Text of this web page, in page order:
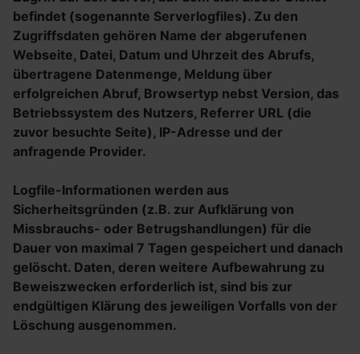
befindet (sogenannte Serverlogfiles). Zu den
Zugriffsdaten gehören Name der abgerufenen
Webseite, Datei, Datum und Uhrzeit des Abrufs,
übertragene Datenmenge, Meldung über
erfolgreichen Abruf, Browsertyp nebst Version, das
Betriebssystem des Nutzers, Referrer URL (die
zuvor besuchte Seite), IP-Adresse und der
anfragende Provider.
Logfile-Informationen werden aus
Sicherheitsgründen (z.B. zur Aufklärung von
Missbrauchs- oder Betrugshandlungen) für die
Dauer von maximal 7 Tagen gespeichert und danach
gelöscht. Daten, deren weitere Aufbewahrung zu
Beweiszwecken erforderlich ist, sind bis zur
endgültigen Klärung des jeweiligen Vorfalls von der
Löschung ausgenommen.